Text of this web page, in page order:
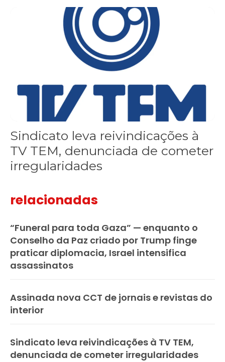
Sindicato leva reivindicações à TV TEM, denunciada de cometer
Sindicato leva reivindicações à
TV TEM, denunciada de cometer
irregularidades
relacionadas
“Funeral para toda Gaza” — enquanto o
Conselho da Paz criado por Trump finge
praticar diplomacia, Israel intensifica
assassinatos
Assinada nova CCT de jornais e revistas do
interior
Sindicato leva reivindicações à TV TEM,
denunciada de cometer irregularidades